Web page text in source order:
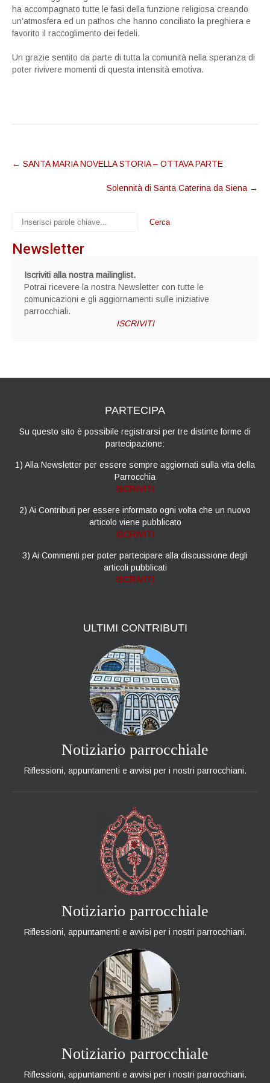
ha accompagnato tutte le fasi della funzione religiosa creando
un’atmosfera ed un pathos che hanno conciliato la preghiera e
favorito il raccoglimento dei fedeli.
Un grazie sentito da parte di tutta la comunità nella speranza di
poter rivivere momenti di questa intensità emotiva.
Post
← SANTA MARIA NOVELLA STORIA – OTTAVA PARTE
Solennità di Santa Caterina da Siena →
Newsletter
Iscriviti alla nostra mailinglist.
Potrai ricevere la nostra Newsletter con tutte le
comunicazioni e gli aggiornamenti sulle iniziative
parrocchiali.
ISCRIVITI
PARTECIPA
Su questo sito è possibile registrarsi per tre distinte forme di
partecipazione:
1) Alla Newsletter per essere sempre aggiornati sulla vita della
Parrocchia
ISCRIVITI
2) Ai Contributi per essere informato ogni volta che un nuovo
articolo viene pubblicato
ISCRIVITI
3) Ai Commenti per poter partecipare alla discussione degli
articoli pubblicati
ISCRIVITI
ULTIMI CONTRIBUTI
Notiziario parrocchiale
Riflessioni, appuntamenti e avvisi per i nostri parrocchiani.
Notiziario parrocchiale
Riflessioni, appuntamenti e avvisi per i nostri parrocchiani.
Notiziario parrocchiale
Riflessioni, appuntamenti e avvisi per i nostri parrocchiani.